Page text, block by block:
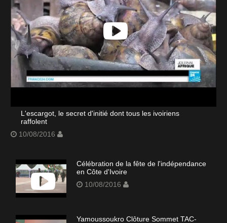
L'escargot, le secret d'initié dont tous les ivoiriens
raffolent
10/08/2016
Célébration de la fête de l'indépendance
en Côte d'Ivoire
10/08/2016
Yamoussoukro Clôture Sommet TAC-